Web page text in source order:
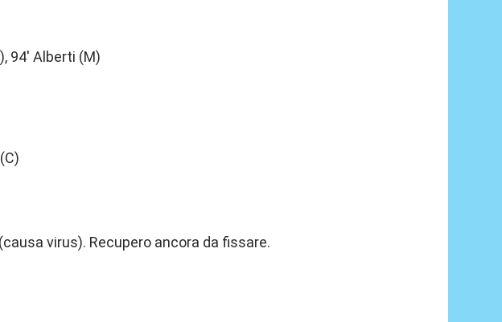
94' Alberti (M)
virus). Recupero ancora da fissare.